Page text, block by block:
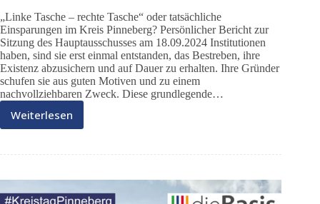
„Linke Tasche – rechte Tasche“ oder tatsächliche
Einsparungen im Kreis Pinneberg? Persönlicher Bericht zur
Sitzung des Hauptausschusses am 18.09.2024 Institutionen
haben, sind sie erst einmal entstanden, das Bestreben, ihre
Existenz abzusichern und auf Dauer zu erhalten. Ihre Gründer
schufen sie aus guten Motiven und zu einem
nachvollziehbaren Zweck. Diese grundlegende…
Weiterlesen
DieBasis